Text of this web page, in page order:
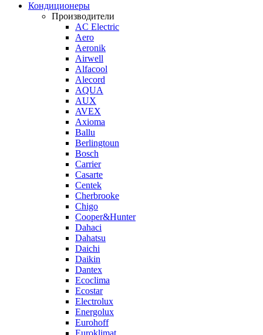
Кондиционеры
Производители
AC Electric
Aero
Aeronik
Airwell
Alfacool
Alecord
AQUA
AUX
AVEX
Axioma
Ballu
Berlingtoun
Bosch
Carrier
Casarte
Centek
Cherbrooke
Chigo
Cooper&Hunter
Dahaci
Dahatsu
Daichi
Daikin
Dantex
Ecoclima
Ecostar
Electrolux
Energolux
Eurohoff
Euroklimat